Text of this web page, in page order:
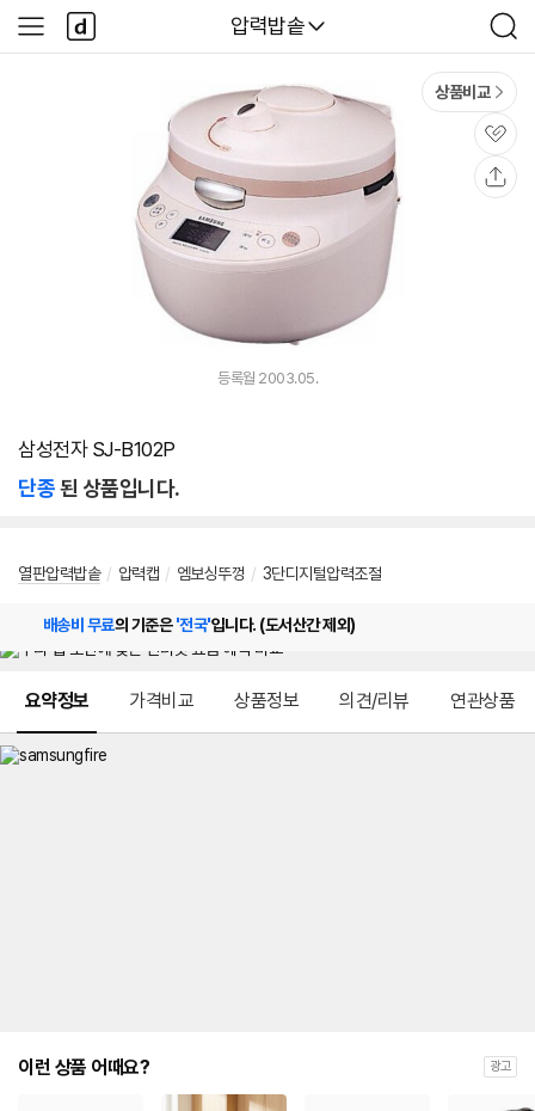
다나와
압력밥솥
검
색
사
이
다
나
와
상품비교
관
심
등록월 2003.05.
삼성전자 SJ-B102P
단종된 상품입니다.
열판압력밥솥 / 압력캡 / 엠보싱뚜껑 / 3단디지털압력조절
배송비 무료의 기준은'전국'입니다. (도서산간 제외)
요약정보 가격비교 상품정보 의견/리뷰 연관상품
이런 상품 어때요? 광고